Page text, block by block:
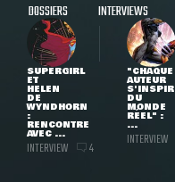
DOSSIERS INTERVIEWS
SUPERGIRL
ET
HELEN
DE
WYNDHORN
:
RENCONTRE
AVEC ...
INTERVIEW 4
"CHAQUE
AUTEUR
DU
MONDE
RÉEL" :
...
INTERVIEW